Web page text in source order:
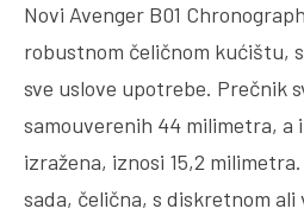
Novi Avenger B01
robustnom čeličnom kućištu,
sve uslove upotrebe. Prečnik
samouverenih 44 milimetra, a
izražena, iznosi 15,2
sada, čelična, s diskretnom ali